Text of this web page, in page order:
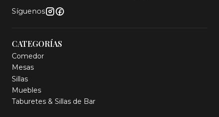
Síguenos
CATEGORÍAS
Comedor
Mesas
Sillas
Muebles
Taburetes & Sillas de Bar